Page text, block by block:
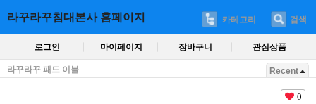
라꾸라꾸침대본사 홈페이지 카테고리 검색
로그인 마이페이지 장바구니 관심상품
라꾸라꾸 패드 이불 Recent
0